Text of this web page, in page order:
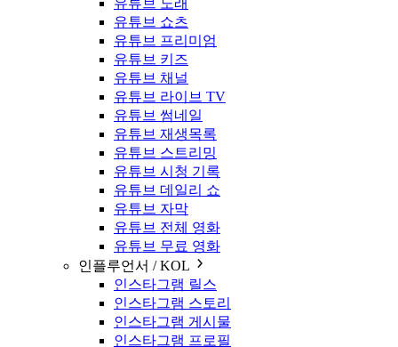
유튜브 노래
유튜브 쇼츠
유튜브 프리미엄
유튜브 키즈
유튜브 채널
유튜브 라이브 TV
유튜브 썸네일
유튜브 재생목록
유튜브 스트리밍
유튜브 시청 기록
유튜브 데일리 쇼
유튜브 자막
유튜브 전체 영화
유튜브 무료 영화
인플루언서 / KOL
인스타그램 릴스
인스타그램 스토리
인스타그램 게시물
인스타그램 프로필